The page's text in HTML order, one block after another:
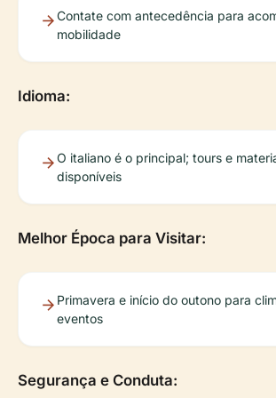
Contate com antecedência para
mobilidade
Idioma:
O italiano é o principal; tours e
disponíveis
Melhor Época para Visitar:
Primavera e início do outono para
eventos
Segurança e Conduta: